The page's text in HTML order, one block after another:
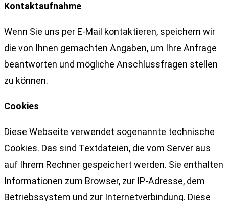
Kontaktaufnahme
Wenn Sie uns per E-Mail kontaktieren, speichern wir
die von Ihnen gemachten Angaben, um Ihre Anfrage
beantworten und mögliche Anschlussfragen stellen
zu können.
Cookies
Diese Webseite verwendet sogenannte technische
Cookies. Das sind Textdateien, die vom Server aus
auf Ihrem Rechner gespeichert werden. Sie enthalten
Informationen zum Browser, zur IP-Adresse, dem
Betriebssystem und zur Internetverbindung. Diese